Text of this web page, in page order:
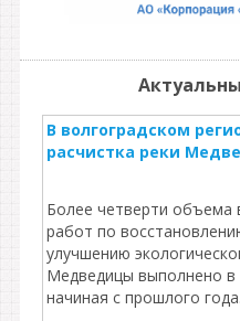
В волгоградском
расчистка реки
Более четверти объема
работ по
улучшению
Медведицы выполнено в
начиная с прошлого года.